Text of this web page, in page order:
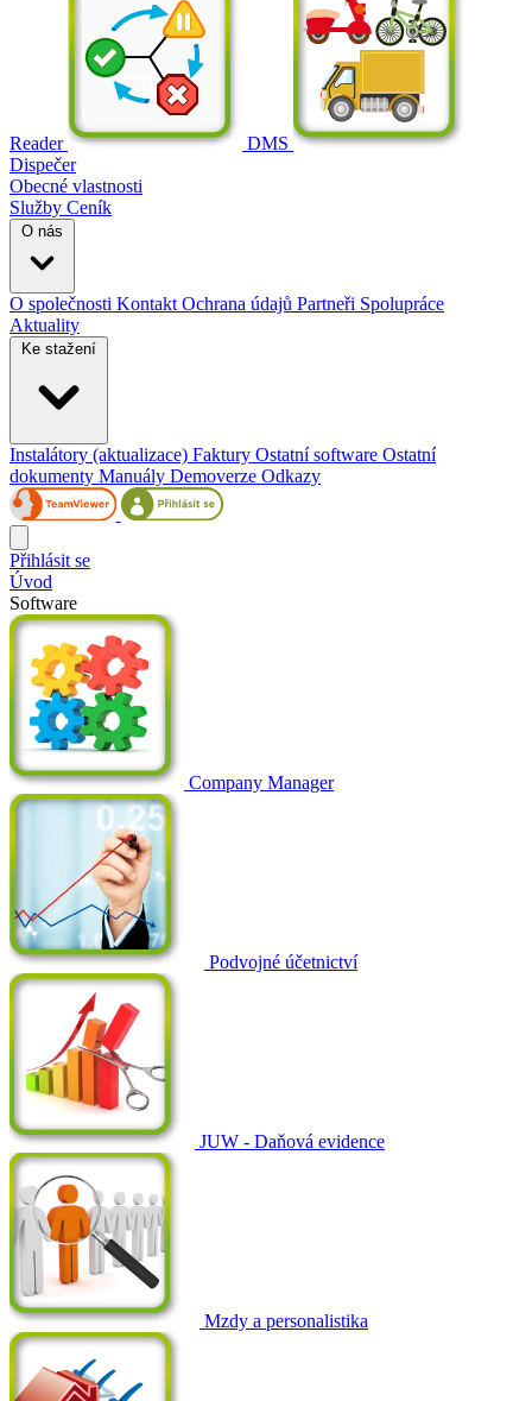
Reader
DMS
Dispečer
Obecné vlastnosti
Služby Ceník
O nás
O společnosti Kontakt Ochrana údajů Partneři Spolupráce
Aktuality
Ke stažení
Instalátory (aktualizace) Faktury Ostatní software Ostatní
dokumenty Manuály Demoverze Odkazy
Přihlásit se
Úvod
Software
Company Manager
Podvojné účetnictví
JUW - Daňová evidence
Mzdy a personalistika